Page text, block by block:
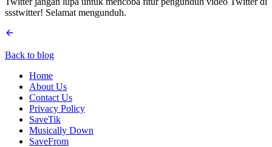
ssstwitter! Selamat mengunduh.
Back to blog
Home
About Us
Contact Us
Privacy Policy
SaveTik
Musically Down
SaveFrom